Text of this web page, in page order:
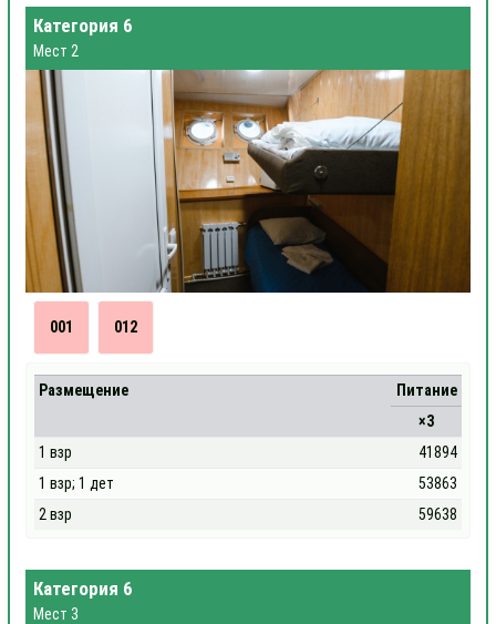
Категория 6
Мест 2
001 012
Размещение
Питание
×3
1 взр
41894
1 взр; 1 дет
53863
2 взр
59638
Категория 6
Мест 3